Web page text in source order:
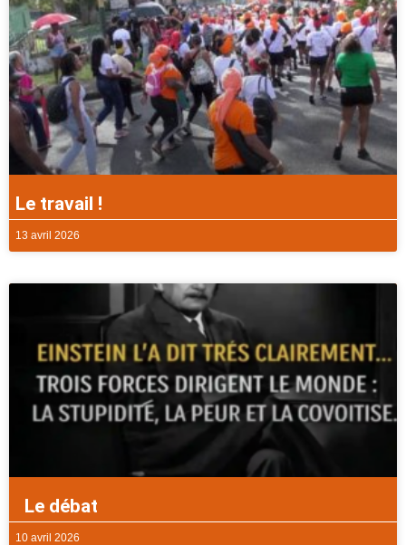
Le travail !
13 avril 2026
Le débat
10 avril 2026